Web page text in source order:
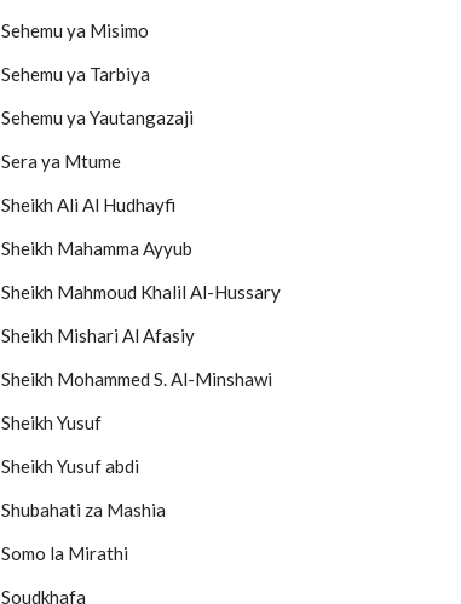
Sehemu ya Misimo
Sehemu ya Tarbiya
Sehemu ya Yautangazaji
Sera ya Mtume
Sheikh Ali Al Hudhayfi
Sheikh Mahamma Ayyub
Sheikh Mahmoud Khalil Al-Hussary
Sheikh Mishari Al Afasiy
Sheikh Mohammed S. Al-Minshawi
Sheikh Yusuf
Sheikh Yusuf abdi
Shubahati za Mashia
Somo la Mirathi
Soudkhafa